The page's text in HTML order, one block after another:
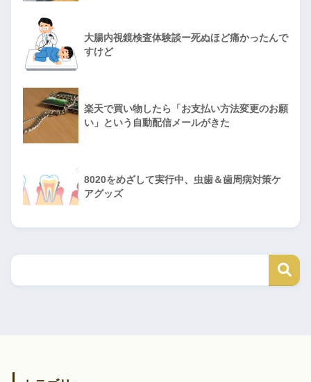
大腸内視鏡検査体験談ー死ぬほど痛かったんで
すけど
楽天で買い物したら「お支払い方法変更のお願
い」という自動配信メールがきた
8020をめざして実行中、虫歯＆歯周病対策ケ
アグッズ